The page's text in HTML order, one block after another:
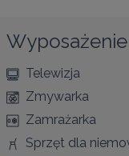
Telewizja
Zmywarka
Zamrażarka
Sprzęt dla